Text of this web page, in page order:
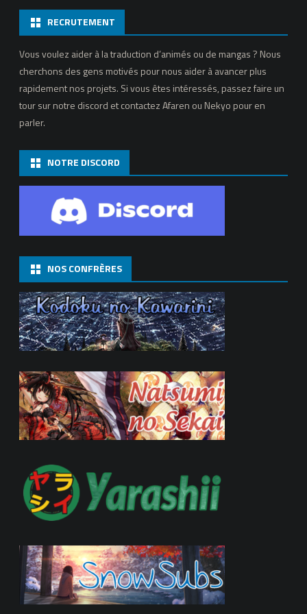
RECRUTEMENT
Vous voulez aider à la traduction d’animés ou de mangas ? Nous
cherchons des gens motivés pour nous aider à avancer plus
rapidement nos projets. Si vous êtes intéressés, passez faire un
tour sur notre discord et contactez Afaren ou Nekyo pour en
parler.
NOTRE DISCORD
NOS CONFRÈRES